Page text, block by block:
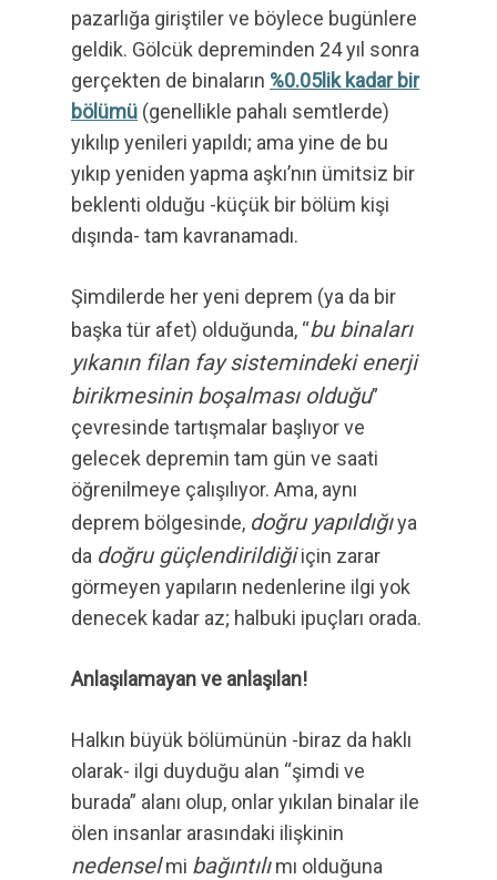
pazarlığa giriştiler ve böylece bugünlere
geldik. Gölcük depreminden 24 yıl sonra
gerçekten de binaların %0.05lik kadar bir
bölümü (genellikle pahalı semtlerde)
yıkılıp yenileri yapıldı; ama yine de bu
yıkıp yeniden yapma aşkı’nın ümitsiz bir
beklenti olduğu -küçük bir bölüm kişi
dışında- tam kavranamadı.
Şimdilerde her yeni deprem (ya da bir
başka tür afet) olduğunda, “bu binaları
yıkanın filan fay sistemindeki enerji
birikmesinin boşalması olduğu”
çevresinde tartışmalar başlıyor ve
gelecek depremin tam gün ve saati
öğrenilmeye çalışılıyor. Ama, aynı
deprem bölgesinde, doğru yapıldığıya
da doğru güçlendirildiğiiçin zarar
görmeyen yapıların nedenlerine ilgi yok
denecek kadar az; halbuki ipuçları orada.
Anlaşılamayan ve anlaşılan!
Halkın büyük bölümünün -biraz da haklı
olarak- ilgi duyduğu alan “şimdi ve
burada” alanı olup, onlar yıkılan binalar ile
ölen insanlar arasındaki ilişkinin
nedenselmi bağıntılımı olduğuna